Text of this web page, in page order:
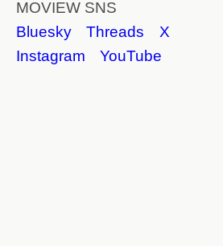
MOVIEW SNS
Bluesky
Threads
X
Instagram
YouTube